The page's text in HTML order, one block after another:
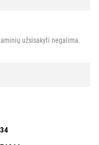
užsisakyti negalima.